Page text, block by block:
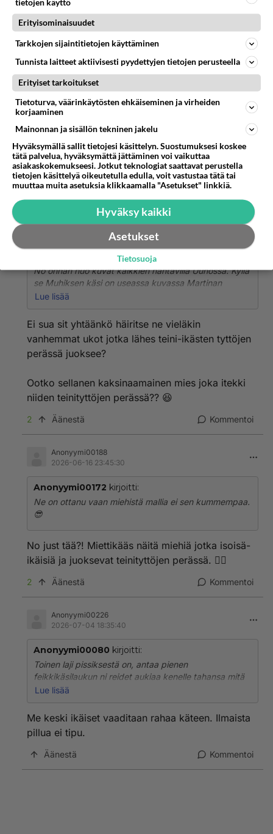
Anonyymi00173
2026-06-16 18:13:31
Anonyymi00040 kirjoitti:
REITTÄ. Martinan kännykkää katsoivat yhdessä ja
kännykkä oli. Martinan reiden päällä. Sairasta keksiä
kokoajan valheita ja yhdistää joka mieheen, kenen
kanssa Martina juttelee. Ensin vanhaan hevosmieheen,
sitten Matias Petäistöön ja nyt sitten tähän poikaan
jonka äiti voisi olla itse Martina.
Lue lisää
Siis eikö nää oo ollu muuta ku kaverit? No on
Sit noi vanhat ukot jotka juoksee teinityttöjen
perässä ei häiritse yhtään. Oliko tää ny sitä
kaksnaamasuutta? Taitaapa olla!
2 Äänestä Kommentoi
2026-06-16 18:16:13
kirjoitti:
No onhan nuo kuvat kaikkien nähtävillä Uunossa. Kyllä
se Muhiksen käsi on useassa kuvassa Martinan
paljaalla reidellä. Puhelin on Martinalla kainaloiden
reidellä. Olivat myös halailleet. Mikä tarve sulla on
kääntää faktat muuksi?
Martina on toki sinkku, mutta onhan tuo aika surullista,
että viittäkymmentä käyvä nainen kiehnää alle
Martinasta ja nuoresta 22 v futaajasta ja nyt on
kierroksessa Irakilaistaustainen Muhamad.
Lapset on varmaan taas ylpeitä äidistään.
Lue lisää
Ei sua sit yhtäänkö häiritse ne vieläkin
vanhemmat ukot jotka lähes teini-ikästen tyttöjen
perässä juoksee?
Ootko sellanen kaksinaamainen mies joka itekki
niiden teinityttöjen perässä?? 😆
2 Äänestä Kommentoi
Anonyymi00188
2026-06-16 23:45:30
Anonyymi00172 kirjoitti:
Ne on ottanu vaan miehistä mallia ei sen kummempaa.
😎
No just tää?! Miettikääs näitä miehiä jotka isoisä-
ikäisiä ja juoksevat teinityttöjen perässä. 😵‍💫
2 Äänestä Kommentoi
Anonyymi00226
2026-07-04 18:35:40
Anonyymi00080 kirjoitti:
Toinen laji pissiksestä on, antaa pienen
feikkikäsilaukun ni reidet aukiaa kenelle tahansa mitä
on hyväksynnän hakeminen tilanne on vielä huonompi
Lue lisää
Me keski ikäiset vaaditaan rahaa käteen. Ilmaista
pillua ei tipu.
Äänestä Kommentoi
tietojen käyttö
Erityisominaisuudet
Tarkkojen sijaintitietojen käyttäminen
Tunnista laitteet aktiivisesti pyydettyjen tietojen perusteella
Erityiset tarkoitukset
Tietoturva, väärinkäytösten ehkäiseminen ja virheiden
korjaaminen
Mainonnan ja sisällön tekninen jakelu
Hyväksymällä sallit tietojesi käsittelyn. Suostumuksesi koskee
tätä palvelua, hyväksymättä jättäminen voi vaikuttaa
asiakaskokemukseesi. Jotkut teknologiat saattavat perustella
tietojen käsittelyä oikeutetulla edulla, voit vastustaa tätä tai
muuttaa muita asetuksia klikkaamalla "Asetukset" linkkiä.
Hyväksy kaikki
Asetukset
Tietosuoja